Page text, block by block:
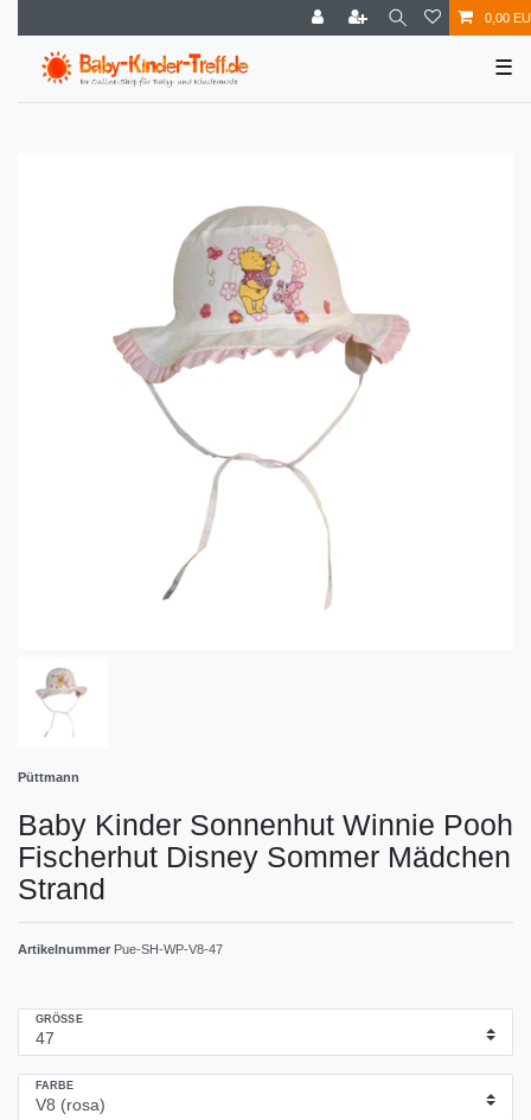
0,00
☰
Püttmann
Baby Kinder Sonnenhut Winnie Pooh
Fischerhut Disney Sommer Mädchen
Strand
Artikelnummer Pue-SH-WP-V8-47
GRÖSSE
FARBE